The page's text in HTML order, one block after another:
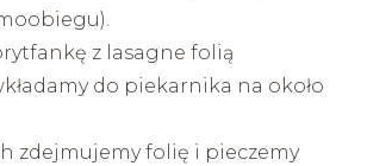
z lasagne folią
do piekarnika na około
zdejmujemy folię i pieczemy